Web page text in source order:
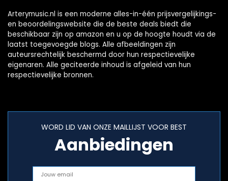
Arterymusic.nl is een moderne alles-in-één prijsvergelijkings-
en beoordelingswebsite die de beste deals biedt die
beschikbaar zijn op amazon en u op de hoogte houdt via de
laatst toegevoegde blogs. Alle afbeeldingen zijn
auteursrechtelijk beschermd door hun respectievelijke
eigenaren. Alle geciteerde inhoud is afgeleid van hun
respectievelijke bronnen.
WORD LID VAN ONZE MAILLIJST VOOR BEST
Aanbiedingen